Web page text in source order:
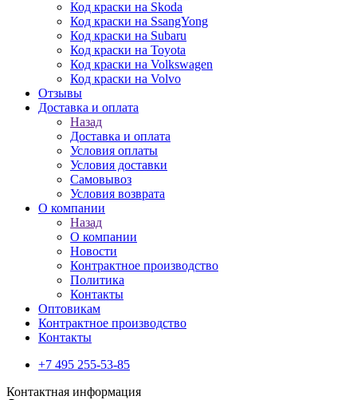
Код краски на Skoda
Код краски на SsangYong
Код краски на Subaru
Код краски на Toyota
Код краски на Volkswagen
Код краски на Volvo
Отзывы
Доставка и оплата
Назад
Доставка и оплата
Условия оплаты
Условия доставки
Самовывоз
Условия возврата
О компании
Назад
О компании
Новости
Контрактное производство
Политика
Контакты
Оптовикам
Контрактное производство
Контакты
+7 495 255-53-85
Контактная информация